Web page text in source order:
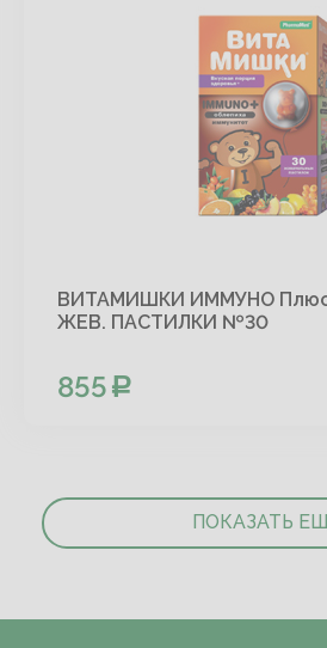
ВИТАМИШКИ ИММУНО Плюс
ЖЕВ. ПАСТИЛКИ №30
855
ПОКАЗАТЬ